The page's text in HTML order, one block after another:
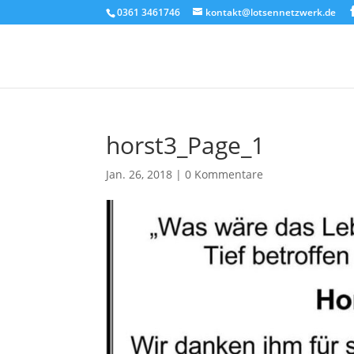
0361 3461746 kontakt@lotsennetzwerk.de
horst3_Page_1
Jan. 26, 2018 |0 Kommentare